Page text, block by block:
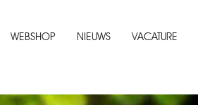
WEBSHOP NIEUWS VACATURE